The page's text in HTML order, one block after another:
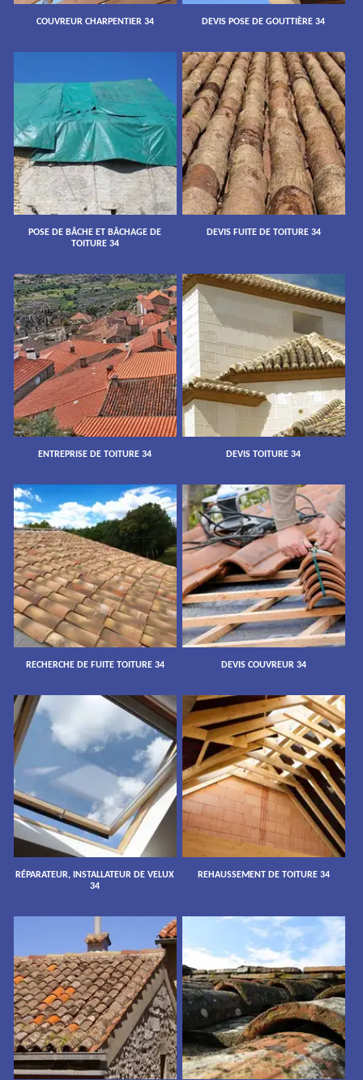
COUVREUR CHARPENTIER 34 DEVIS POSE DE GOUTTIÈRE 34
POSE DE BÂCHE ET BÂCHAGE DE
TOITURE 34
DEVIS FUITE DE TOITURE 34
ENTREPRISE DE TOITURE 34 DEVIS TOITURE 34
RECHERCHE DE FUITE TOITURE 34 DEVIS COUVREUR 34
RÉPARATEUR, INSTALLATEUR DE VELUX
34
REHAUSSEMENT DE TOITURE 34